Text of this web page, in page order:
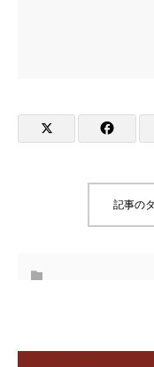
記事の